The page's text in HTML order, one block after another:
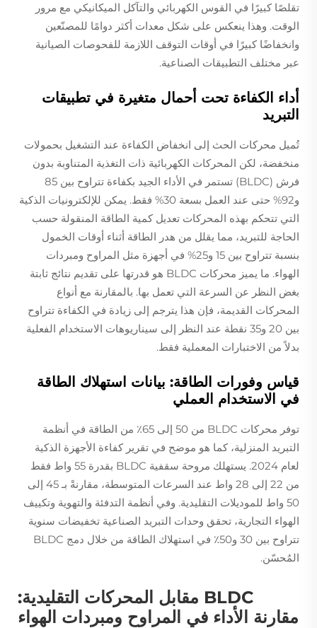
تقلصًا كبيرًا في القوس الكهربائي والتآكل الميكانيكي مع مرور
الوقت. وهذا ينعكس على شكل معدات أكثر دوامًا للمصنّعين
وانخفاضًا كبيرًا في أوقات التوقف اللازمة للفحوصات الصيانية
عبر مختلف التطبيقات الصناعية.
أداء الكفاءة تحت أحمال متغيرة في تطبيقات
التبريد
تُميل محركات الحث إلى انخفاض الكفاءة عند التشغيل بحمولات
منخفضة، لكن المحركات الكهربائية ذات التغذية المتناوبة بدون
فرش (BLDC) تستمر في الأداء الجيد بكفاءة تتراوح بين 85
و92% حتى عند العمل بسعة 30% فقط. يمكن للإلكترونيات الذكية
التي تتحكم بهذه المحركات تعديل كمية الطاقة المنقولة حسب
الحاجة للتبريد، مما يقلل من هدر الطاقة أثناء أوقات الخمول
بنسبة تتراوح بين 15 و25% في أجهزة مثل المراوح ومبردات
الهواء. ما يميز محركات BLDC هو قدرتها على تقديم نتائج ثابتة
بغض النظر عن السرعة التي تعمل بها. بالمقارنة مع أنواع
المحركات القديمة، فإن هذا يترجم إلى زيادة في الكفاءة تتراوح
بين 20 و35 نقطة عند النظر إلى سيناريوهات الاستخدام الفعلية
بدلاً من الاختبارات المعملية فقط.
قياس وفورات الطاقة: بيانات استهلاك الطاقة
في الاستخدام العملي
توفر محركات BLDC من 50 إلى 65٪ من الطاقة في أنظمة
التبريد المنزلية، كما هو موضح في تقرير كفاءة الأجهزة الذكية
لعام 2024. يستهلك مروحة سقفية BLDC بقدرة 55 واط فقط
من 22 إلى 28 واط عند السرعات المتوسطة، مقارنةً بـ 45 إلى
50 واط للموديلات التقليدية. وفي أنظمة التدفئة والتهوية وتكييف
الهواء التجارية، تحقق وحدات التبريد الصناعية تخفيضات سنوية
تتراوح بين 30 و50٪ في استهلاك الطاقة من خلال دمج BLDC
المُحسّن.
BLDC مقابل المحركات التقليدية:
مقارنة الأداء في المراوح ومبردات الهواء